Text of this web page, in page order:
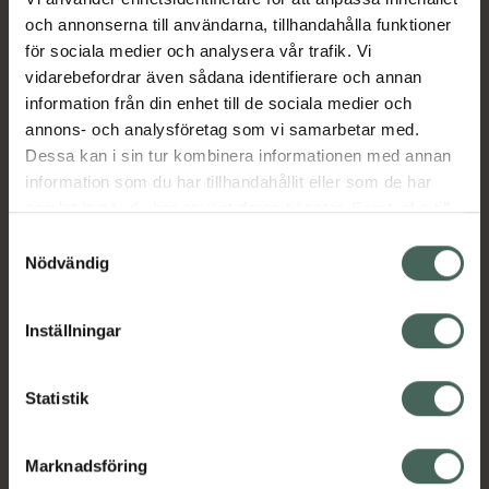
och annonserna till användarna, tillhandahålla funktioner
för sociala medier och analysera vår trafik. Vi
vidarebefordrar även sådana identifierare och annan
information från din enhet till de sociala medier och
annons- och analysföretag som vi samarbetar med.
Dessa kan i sin tur kombinera informationen med annan
information som du har tillhandahållit eller som de har
samlat in när du har använt deras tjänster. Samtycke till
återkalla ditt samtycke via webbplatsens
cookieinställningar. Ett återkallat samtycke påverkar inte
lagligheten av behandling som skett innan återkallelsen.
Nödvändig
Inställningar
Statistik
Marknadsföring
Jämförpris 2526,67 kr/l
EAN:04011061006593
Kategorier:
After ShaveAnsiktsvård Hudvård
Rakning och hårborttagning
Visa
Visa